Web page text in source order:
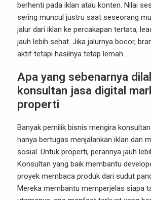
berhenti pada iklan atau konten. Nilai
sering muncul justru saat seseorang
jalur dari iklan ke percakapan tertata,
jauh lebih sehat. Jika jalurnya bocor,
aktif tetapi hasilnya tetap lemah.
Apa yang sebenarnya
konsultan jasa digital
properti
Banyak pemilik bisnis mengira
hanya bertugas menjalankan iklan dan
sosial. Untuk properti, perannya jauh
Konsultan yang baik membantu
proyek membaca produk dari sudut
Mereka membantu memperjelas siapa